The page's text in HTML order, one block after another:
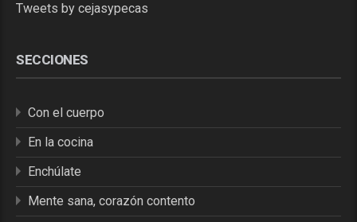
Tweets by cejasypecas
SECCIONES
Con el cuerpo
En la cocina
Enchúlate
Mente sana, corazón contento